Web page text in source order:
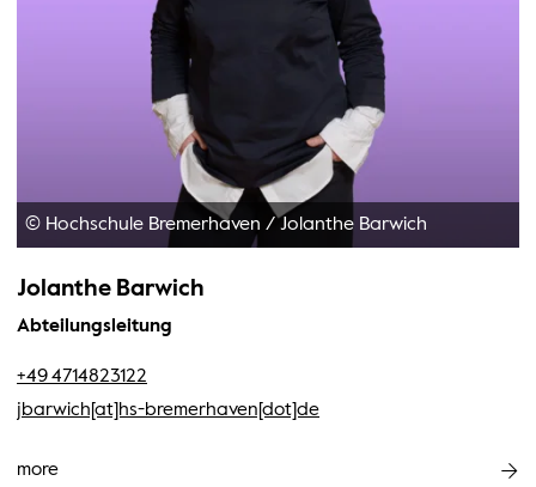
© Hochschule Bremerhaven / Jolanthe Barwich
Jolanthe Barwich
Abteilungsleitung
+49 4714823122
jbarwich[at]hs-bremerhaven[dot]de
more